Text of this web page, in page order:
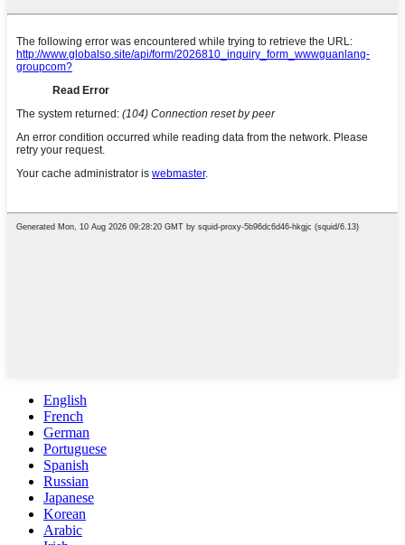
English
French
German
Portuguese
Spanish
Russian
Japanese
Korean
Arabic